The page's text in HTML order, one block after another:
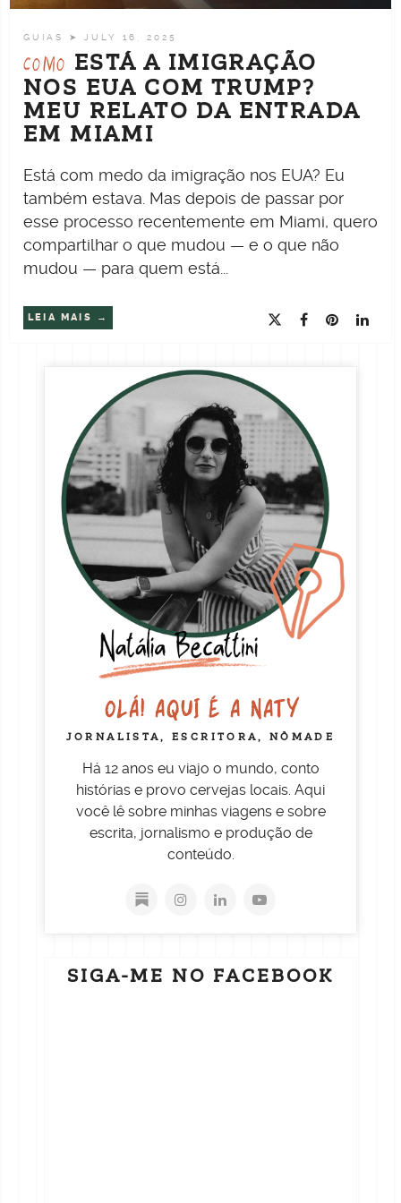
GUIAS ➤ JULY 16, 2025
COMO ESTÁ A IMIGRAÇÃO
NOS EUA COM TRUMP?
MEU RELATO DA ENTRADA
EM MIAMI
Está com medo da imigração nos EUA? Eu
também estava. Mas depois de passar por
esse processo recentemente em Miami, quero
compartilhar o que mudou — e o que não
mudou — para quem está...
LEIA MAIS
OLÁ! AQUI É A NATY
JORNALISTA, ESCRITORA, NÔMADE
Há 12 anos eu viajo o mundo, conto
histórias e provo cervejas locais. Aqui
você lê sobre minhas viagens e sobre
escrita, jornalismo e produção de
conteúdo.
SIGA-ME NO FACEBOOK